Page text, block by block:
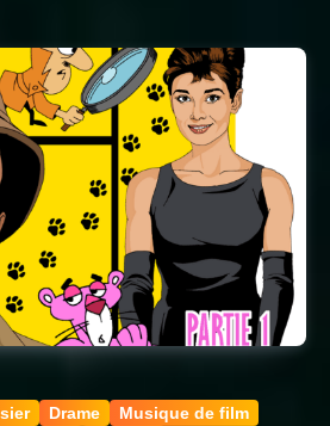
Drame
Musique de film